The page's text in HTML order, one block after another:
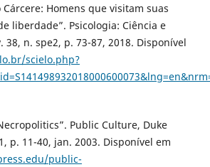
Homens que visitam suas
liberdade”. Psicologia: Ciência e
38, n. spe2, p. 73-87, 2018. Disponível
scielo.php?
Public Culture, Duke
p. 11-40, jan. 2003. Disponível em
public-